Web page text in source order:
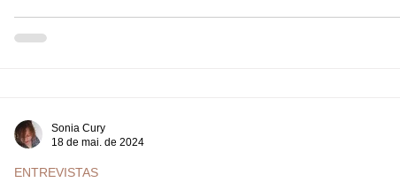
ENTREVISTAS
Sonia Cury
18 de mai. de 2024